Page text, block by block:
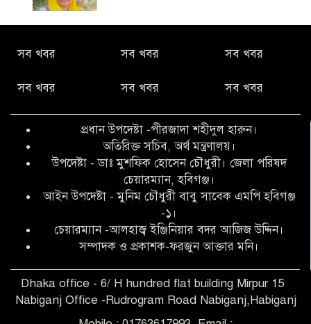
কিবরিয়া
বৃত্তি পরীক্ষার সুযোগ করে দিলেন প্রধান শিক্ষক
ফারুক মাস্টার
আব্দুল হক তালুকদার ফাউন্ডেশন মানবতার
শিকড় ছুঁই ছুঁই,ফরজুন আক্তার মনি
সিলেট রেঞ্জের শ্রেষ্ঠ ওসি নির্বাচিত হলেন
নবীগঞ্জ থানার ওসি মোনায়েম
‎নবীগঞ্জে এক সাজাপ্রাপ্ত পলাতক আসামি
সব খবর সব খবর সব খবর
সব খবর সব খবর সব খবর
প্রধান উপদেষ্টা -পীরজাদা শহীদুল হারুন।
অতিরিক্ত সচিব, অর্থ মন্ত্রণালয়।
উপদেষ্টা - ডাঃ মুশফিক হোসেন চৌধুরী। জেলা পরিষদ
চেয়ারম্যান, হবিগঞ্জ।
আইন উপদেষ্টা - মুনিম চৌধুরী বাবু সাবেক এমপি হবিগঞ্জ
-১।
চেয়ারম্যান -আলহাজ্ব ইঞ্জিনিয়ার বদর আজিজ উদ্দিন।
সম্পাদক ও প্রকাশক-ফরজুন আক্তার মনি।
Dhaka office - 6/ H hundred flat building Mirpur 15
Nabiganj Office -Rudrogram Road Nabiganj,Habiganj